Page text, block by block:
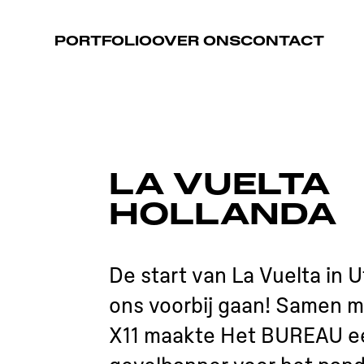
PORTFOLIOOVER ONSCONTACT
LA VUELTA
HOLLANDA
De start van La Vuelta in
ons voorbij gaan! Samen
X11 maakte Het BUREAU